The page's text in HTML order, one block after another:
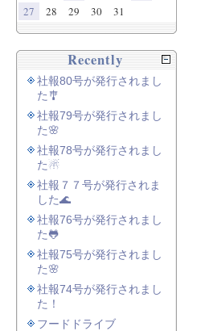
27
28 29 30 31
Recently
社報80号が発行されまし
た🎐
社報79号が発行されまし
た🌸
社報78号が発行されまし
た☃
社報７７号が発行されま
した🌊
社報76号が発行されまし
た🐸
社報75号が発行されまし
た🌸
社報74号が発行されまし
た！
フードドライブ